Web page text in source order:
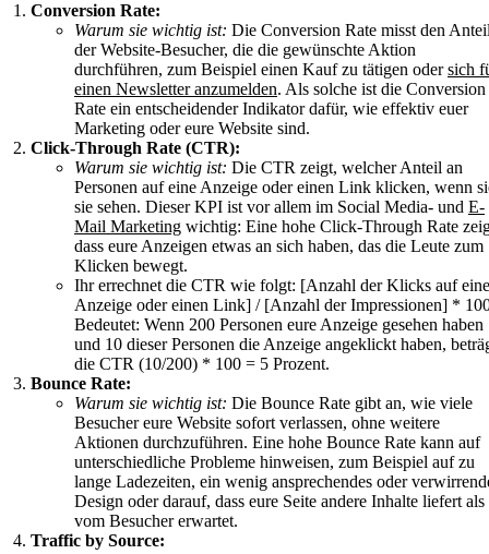
Conversion Rate:
Warum sie wichtig ist: Die Conversion Rate misst den
der Website-Besucher, die die gewünschte Aktion
durchführen, zum Beispiel einen Kauf zu tätigen odersich
einen Newsletter anzumelden. Als solche ist die Conversion
Rate ein entscheidender Indikator dafür, wie effektiv euer
Marketing oder eure Website sind.
Click-Through Rate (CTR):
Warum sie wichtig ist: Die CTR zeigt, welcher Anteil an
Personen auf eine Anzeige oder einen Link klicken, wenn
sie sehen. Dieser KPI ist vor allem im Social Media- und E-
Mail Marketing wichtig: Eine hohe Click-Through Rate
dass eure Anzeigen etwas an sich haben, das die Leute zum
Klicken bewegt.
Ihr errechnet die CTR wie folgt: [Anzahl der Klicks auf eine
Anzeige oder einen Link] / [Anzahl der Impressionen] *
Bedeutet: Wenn 200 Personen eure Anzeige gesehen haben
und 10 dieser Personen die Anzeige angeklickt haben,
die CTR (10/200) * 100 = 5 Prozent.
Bounce Rate:
Warum sie wichtig ist: Die Bounce Rate gibt an, wie viele
Besucher eure Website sofort verlassen, ohne weitere
Aktionen durchzuführen. Eine hohe Bounce Rate kann auf
unterschiedliche Probleme hinweisen, zum Beispiel auf zu
lange Ladezeiten, ein wenig ansprechendes oder
Design oder darauf, dass eure Seite andere Inhalte liefert als
vom Besucher erwartet.
Traffic by Source: